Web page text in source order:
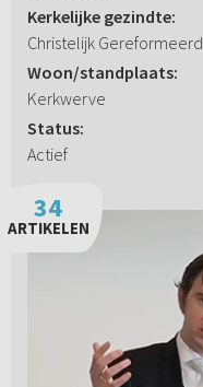
Kerkelijke gezindte:
Christelijk Gereformeerd
Woon/standplaats:
Kerkwerve
Status:
Actief
34
ARTIKELEN